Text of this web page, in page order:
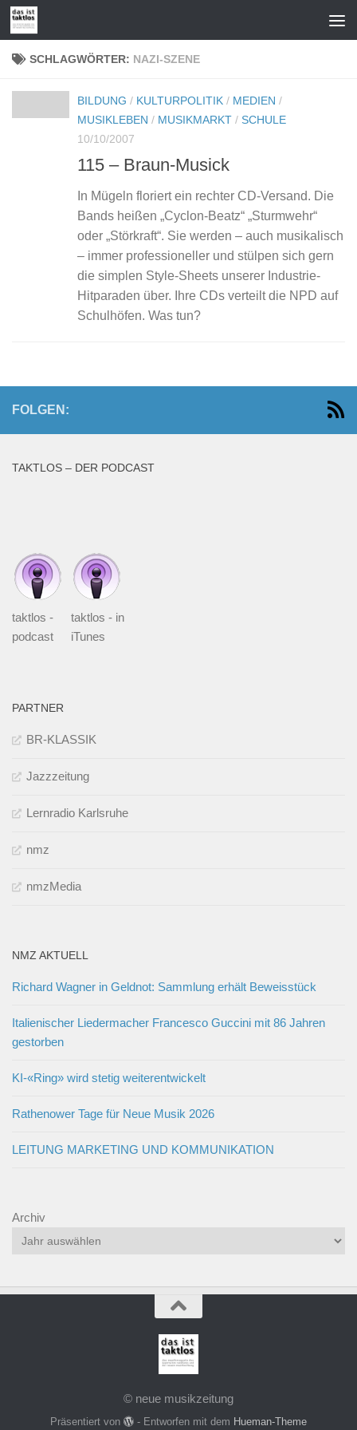
Zum Inhalt springen
SCHLAGWÖRTER: NAZI-SZENE
BILDUNG / KULTURPOLITIK / MEDIEN /
MUSIKLEBEN / MUSIKMARKT / SCHULE
10/10/2007
115 – Braun-Musick
In Mügeln floriert ein rechter CD-Versand. Die
Bands heißen „Cyclon-Beatz“ „Sturmwehr“
oder „Störkraft“. Sie werden – auch musikalisch
– immer professioneller und stülpen sich gern
die simplen Style-Sheets unserer Industrie-
Hitparaden über. Ihre CDs verteilt die NPD auf
Schulhöfen. Was tun?
FOLGEN:
TAKTLOS – DER PODCAST
taktlos -
podcast
taktlos - in
iTunes
PARTNER
BR-KLASSIK
Jazzzeitung
Lernradio Karlsruhe
nmz
nmzMedia
NMZ AKTUELL
Richard Wagner in Geldnot: Sammlung erhält Beweisstück
Italienischer Liedermacher Francesco Guccini mit 86 Jahren
gestorben
KI-«Ring» wird stetig weiterentwickelt
Rathenower Tage für Neue Musik 2026
LEITUNG MARKETING UND KOMMUNIKATION
Archiv
© neue musikzeitung
Präsentiert von - Entworfen mit dem Hueman-Theme